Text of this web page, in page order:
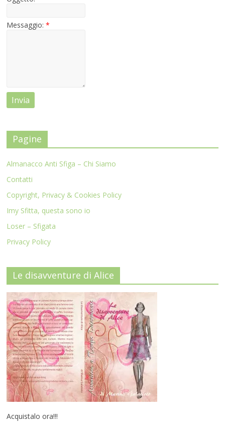
Messaggio:*
Pagine
Almanacco Anti Sfiga – Chi Siamo
Contatti
Copyright, Privacy & Cookies Policy
Imy Sfitta, questa sono io
Loser – Sfigata
Privacy Policy
Le disavventure di Alice
Acquistalo ora!!!